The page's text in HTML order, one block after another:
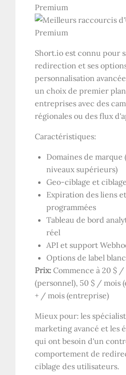
Short.io est connu pour
redirection et ses
personnalisation
un choix de premier
entreprises avec des
régionales ou des flux
Caractéristiques:
Domaines de
niveaux supérieurs)
Geo-ciblage et
Expiration des liens
programmées
Tableau de bord
réel
API et support
Options de label
Prix: Commence à 20 $ /
(personnel), 50 $ / mois
+ / mois (entreprise)
Mieux pour: les
marketing avancé et les
qui ont besoin d'un
comportement de
ciblage des utilisateurs.